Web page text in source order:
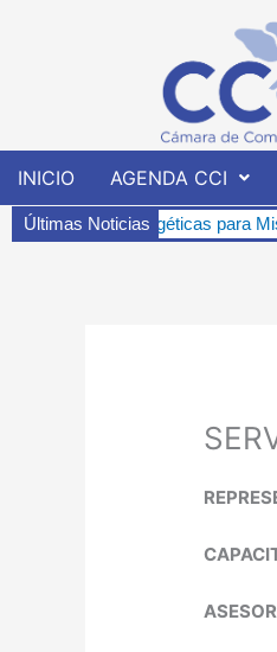
INICIO AGENDA CCI
Últimas Noticias
energéticas para Misiones y